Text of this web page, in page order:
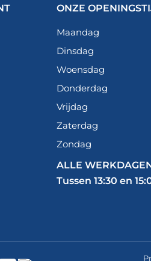
ONZE
Maandag
Dinsdag
Woensdag
Donderdag
Vrijdag
Zaterdag
Zondag
ALLE
Tussen 13:30 en